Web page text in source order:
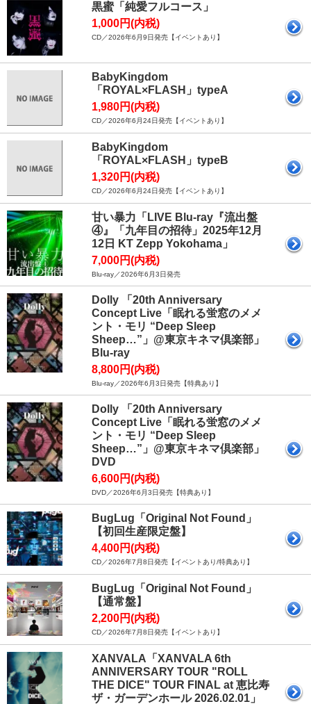
黒蜜「純愛フルコース」
1,000円(内税)
CD／2026年6月9日発売【イベントあり】
BabyKingdom
「ROYAL×FLASH」typeA
1,980円(内税)
CD／2026年6月24日発売【イベントあり】
BabyKingdom
「ROYAL×FLASH」typeB
1,320円(内税)
CD／2026年6月24日発売【イベントあり】
甘い暴力「LIVE Blu-ray『流出盤
④』「九年目の招待」2025年12月
12日 KT Zepp Yokohama」
7,000円(内税)
Blu-ray／2026年6月3日発売
Dolly 「20th Anniversary
Concept Live「眠れる蛍窓のメメ
ント・モリ “Deep Sleep
Sheep…”」@東京キネマ倶楽部」
Blu-ray
8,800円(内税)
Blu-ray／2026年6月3日発売【特典あり】
Dolly 「20th Anniversary
Concept Live「眠れる蛍窓のメメ
ント・モリ “Deep Sleep
Sheep…”」@東京キネマ倶楽部」
DVD
6,600円(内税)
DVD／2026年6月3日発売【特典あり】
BugLug「Original Not Found」
【初回生産限定盤】
4,400円(内税)
CD／2026年7月8日発売【イベントあり/特典あり】
BugLug「Original Not Found」
【通常盤】
2,200円(内税)
CD／2026年7月8日発売【イベントあり】
XANVALA「XANVALA 6th
ANNIVERSARY TOUR "ROLL
THE DICE" TOUR FINAL at 恵比寿
ザ・ガーデンホール 2026.02.01」